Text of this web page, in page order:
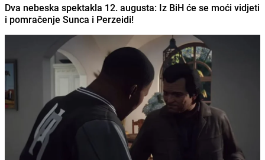
Dva nebeska spektakla 12. augusta: Iz BiH će se moći vidjeti
i pomračenje Sunca i Perzeidi!